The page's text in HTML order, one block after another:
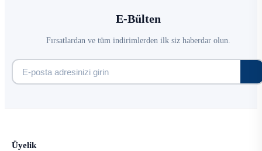
E-Bülten
Fırsatlardan ve tüm indirimlerden ilk siz haberdar olun.
Üyelik